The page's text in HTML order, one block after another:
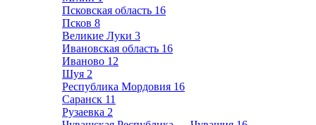
Псковская область 16
Псков 8
Великие Луки 3
Ивановская область 16
Иваново 12
Шуя 2
Республика Мордовия 16
Саранск 11
Рузаевка 2